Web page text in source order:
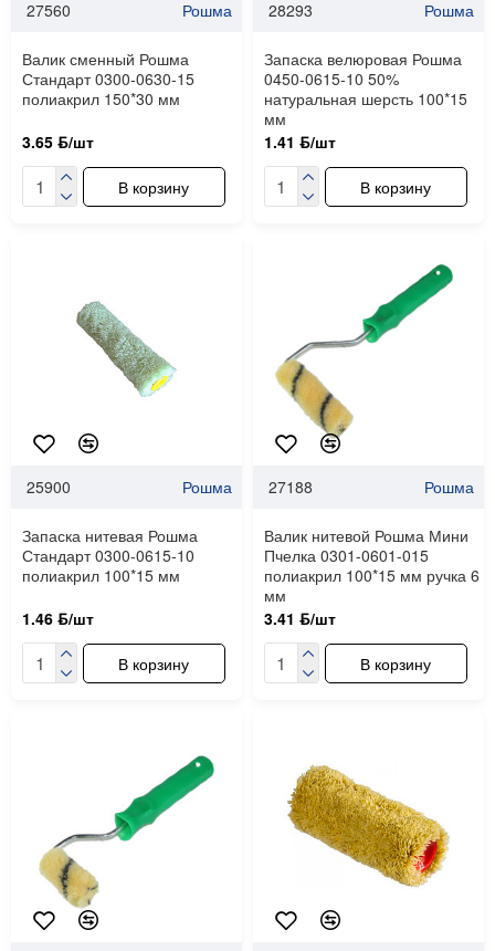
27560 Рошма
Валик сменный Рошма
Стандарт 0300-0630-15
полиакрил 150*30 мм
3.65 ƃ/шт
В корзину
28293 Рошма
Запаска велюровая Рошма
0450-0615-10 50%
натуральная шерсть 100*15
мм
1.41 ƃ/шт
В корзину
25900 Рошма
Запаска нитевая Рошма
Стандарт 0300-0615-10
полиакрил 100*15 мм
1.46 ƃ/шт
В корзину
27188 Рошма
Валик нитевой Рошма Мини
Пчелка 0301-0601-015
полиакрил 100*15 мм ручка 6
мм
3.41 ƃ/шт
В корзину